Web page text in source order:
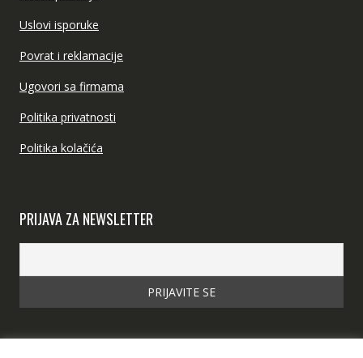
Uslovi isporuke
Povrat i reklamacije
Ugovori sa firmama
Politika privatnosti
Politika kolačića
PRIJAVA ZA NEWSLETTER